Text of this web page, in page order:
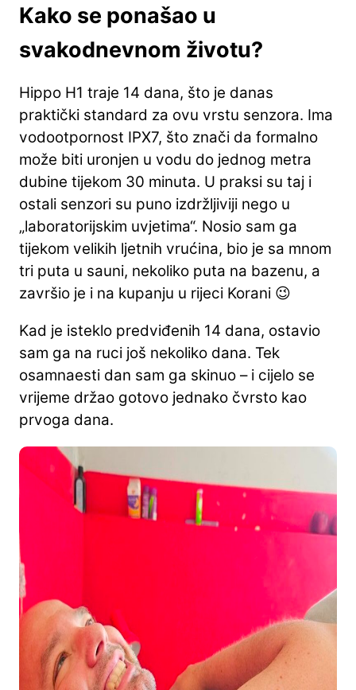
Kako se ponašao u
svakodnevnom životu?
Hippo H1 traje 14 dana, što je danas
praktički standard za ovu vrstu senzora. Ima
vodootpornost IPX7, što znači da formalno
može biti uronjen u vodu do jednog metra
dubine tijekom 30 minuta. U praksi su taj i
ostali senzori su puno izdržljiviji nego u
„laboratorijskim uvjetima“. Nosio sam ga
tijekom velikih ljetnih vrućina, bio je sa mnom
tri puta u sauni, nekoliko puta na bazenu, a
završio je i na kupanju u rijeci Korani 😉
Kad je isteklo predviđenih 14 dana, ostavio
sam ga na ruci još nekoliko dana. Tek
osamnaesti dan sam ga skinuo – i cijelo se
vrijeme držao gotovo jednako čvrsto kao
prvoga dana.